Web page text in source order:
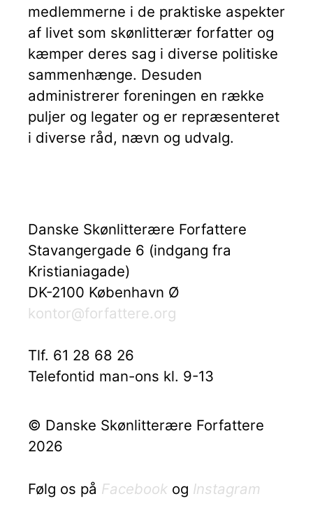
medlemmerne i de praktiske aspekter
af livet som skønlitterær forfatter og
kæmper deres sag i diverse politiske
sammenhænge. Desuden
administrerer foreningen en række
puljer og legater og er repræsenteret
i diverse råd, nævn og udvalg.
Danske Skønlitterære Forfattere
Stavangergade 6 (indgang fra
Kristianiagade)
DK-2100 København Ø
kontor@forfattere.org
Tlf. 61 28 68 26
Telefontid man-ons kl. 9-13
© Danske Skønlitterære Forfattere
2026
Følg os på Facebook og Instagram